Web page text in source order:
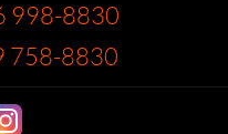
998-8830
758-8830